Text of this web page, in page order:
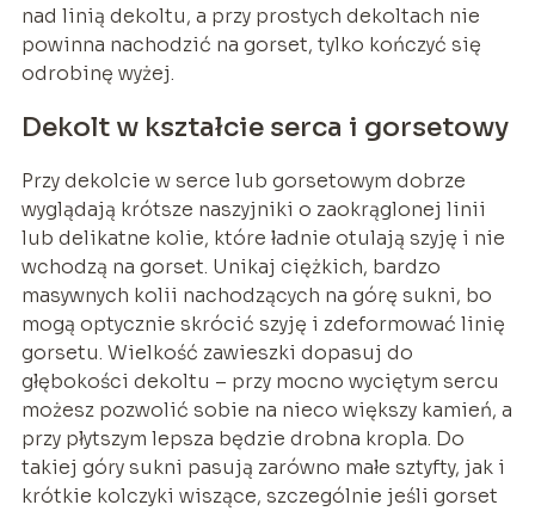
nad linią dekoltu, a przy prostych dekoltach nie
powinna nachodzić na gorset, tylko kończyć się
odrobinę wyżej.
Dekolt w kształcie serca i gorsetowy
Przy dekolcie w serce lub gorsetowym dobrze
wyglądają krótsze naszyjniki o zaokrąglonej linii
lub delikatne kolie, które ładnie otulają szyję i nie
wchodzą na gorset. Unikaj ciężkich, bardzo
masywnych kolii nachodzących na górę sukni, bo
mogą optycznie skrócić szyję i zdeformować linię
gorsetu. Wielkość zawieszki dopasuj do
głębokości dekoltu – przy mocno wyciętym sercu
możesz pozwolić sobie na nieco większy kamień, a
przy płytszym lepsza będzie drobna kropla. Do
takiej góry sukni pasują zarówno małe sztyfty, jak i
krótkie kolczyki wiszące, szczególnie jeśli gorset